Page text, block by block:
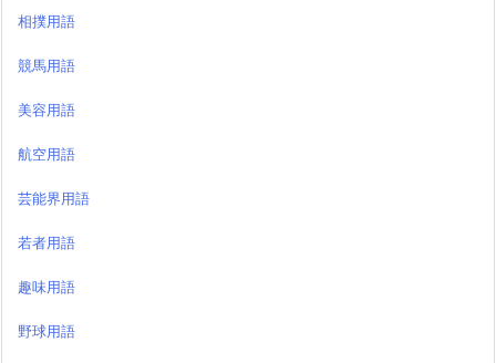
相撲用語
競馬用語
美容用語
航空用語
芸能界用語
若者用語
趣味用語
野球用語